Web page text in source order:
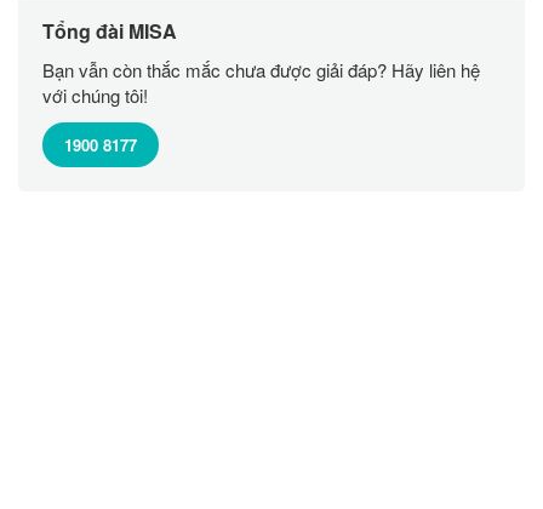
Tổng đài MISA
Bạn vẫn còn thắc mắc chưa được giải đáp? Hãy liên hệ
với chúng tôi!
1900 8177